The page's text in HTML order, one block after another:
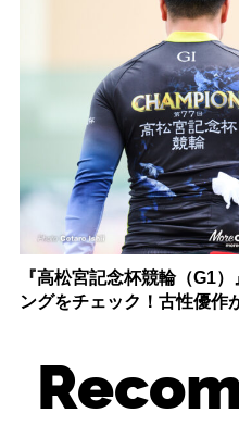
『高松宮記念杯競輪（G1
ングをチェック！古性優作